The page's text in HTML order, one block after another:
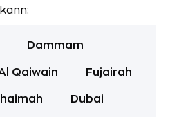
Dammam
Qaiwain Fujairah
Dubai